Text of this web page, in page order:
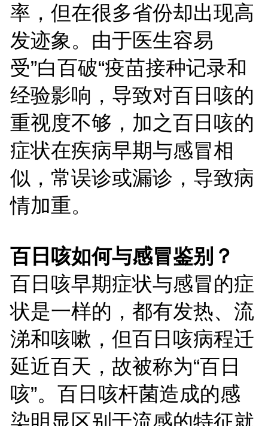
率，但在很多省份却出现高
发迹象。由于医生容易
受”白百破“疫苗接种记录和
经验影响，导致对百日咳的
重视度不够，加之百日咳的
症状在疾病早期与感冒相
似，常误诊或漏诊，导致病
情加重。
百日咳如何与感冒鉴别？
百日咳早期症状与感冒的症
状是一样的，都有发热、流
涕和咳嗽，但百日咳病程迁
延近百天，故被称为“百日
咳”。 百日咳杆菌造成的感
染明显区别于流感的特征就